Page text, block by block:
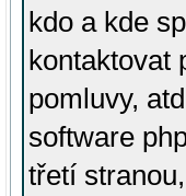
kdo a kde
kontaktovat
pomluvy,
software
třetí